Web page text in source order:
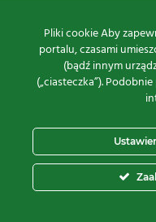
Projekt i
© 2026
Pliki cookie Aby
portalu, czasami
(bądź innym
(„ciasteczka”).